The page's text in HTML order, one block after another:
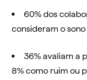
60% dos
consideram o
36% avaliam a
8% como ruim ou